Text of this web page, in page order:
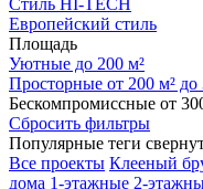
Стиль HI-TECH
Европейский стиль
Площадь
Уютные до 200 м²
Просторные от 200 м² до
Бескомпромиссные от
Сбросить фильтры
Популярные теги
Все проекты Клееный
дома 1-этажные 2-